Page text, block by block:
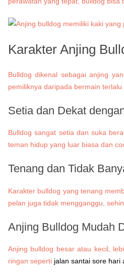
Karakter Anjing
Bulldog dikenal sebagai anjing
pemiliknya daripada bermain
Setia dan Dekat
Bulldog sangat setia dan suka
teman hidup yang luar biasa dan
Tenang dan Tidak
Karakter bulldog yang tenang
pelan juga tidak mengganggu,
Anjing Bulldog Mudah
Anjing bulldog besar atau kecil,
ringan seperti jalan santai sore hari